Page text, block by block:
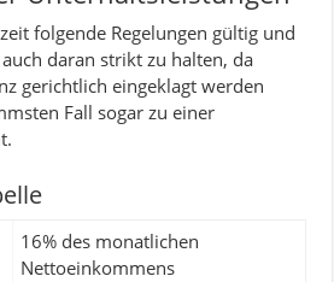
folgende Regelungen gültig und
daran strikt zu halten, da
gerichtlich eingeklagt werden
Fall sogar zu einer
16% des monatlichen
Nettoeinkommens